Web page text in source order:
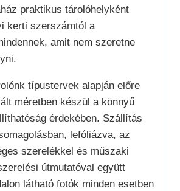
praktikus tárolóhelyként
kerti szerszámtól a
amit nem szeretne
típustervek alapján előre
méretben készül a könnyű
érdekében. Szállítás
lefóliázva, az
szerelékkel és műszaki
útmutatóval együtt
látható fotók minden esetben